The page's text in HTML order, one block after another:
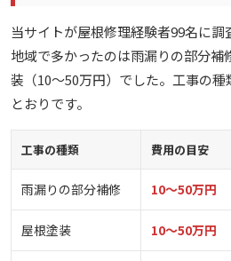
当サイトが屋根修理経験者99名に
地域で多かったのは雨漏りの部分補
装（10〜50万円）でした。工事の
とおりです。
工事の種類 費用の目安
雨漏りの部分補修 10〜50万円
屋根塗装 10〜50万円